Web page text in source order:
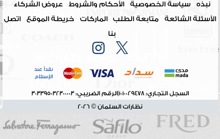
نبذه سياسة الخصوصية الأحكام والشروط
عروض الشركاء
الأسئلة الشائعة
متابعة الطلب الماركات خريطة الموقع
اتصل
بنا
السجل التجاري: 1010029478 |الرقم الضريبي: 303395032300003
نظارات السلمان © 2026